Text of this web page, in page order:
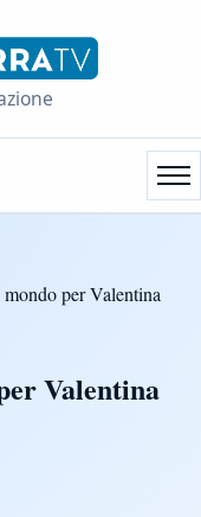
per Valentina
Valentina